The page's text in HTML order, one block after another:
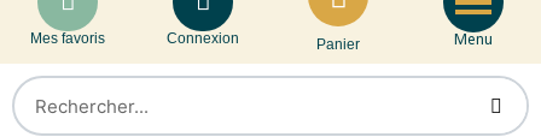
Mes favoris Connexion Panier Menu